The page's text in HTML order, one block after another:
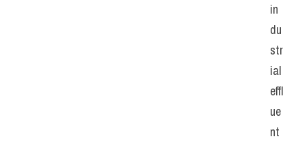
in
du
str
ial
effl
ue
nt